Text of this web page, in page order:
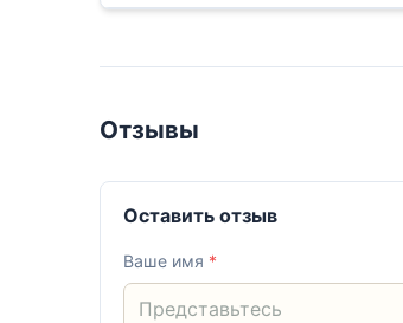
Отзывы
Оставить отзыв
Ваше имя *